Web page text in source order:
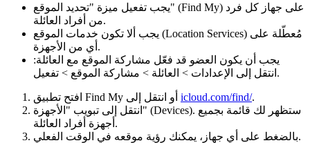
يجب تفعيل ميزة "تحديد الموقع" (Find My) على جهاز كل فرد
من أفراد العائلة.
يجب ألا تكون خدمات الموقع (Location Services) مُعطّلة على
أي من الأجهزة.
يجب أن يكون العضو قد فعّل مشاركة الموقع مع العائلة:
انتقل إلى الإعدادات > العائلة > مشاركة الموقع > تفعيل.
icloud.com/find/.
انتقل إلى تبويب "الأجهزة" (Devices). ستظهر لك قائمة بجميع
أجهزة أفراد العائلة.
بالضغط على أي جهاز، يمكنك رؤية موقعه في الوقت الفعلي.